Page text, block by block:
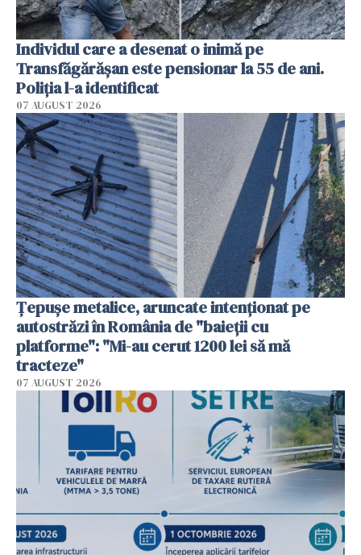
Individul care a desenat o inimă pe
Transfăgărășan este pensionar la 55 de ani.
Poliția l-a identificat
07 AUGUST 2026
Țepușe metalice, aruncate intenționat pe
autostrăzi în România de "baieții cu
platforme": "Mi-au cerut 1200 lei să mă
tracteze"
07 AUGUST 2026